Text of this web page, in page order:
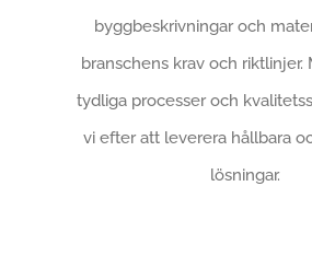
byggbeskrivningar och
branschens krav och riktlinjer.
tydliga processer och
vi efter att leverera hållbara
lösningar.